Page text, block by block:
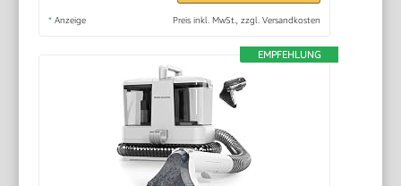
* Anzeige Preis inkl. MwSt., zzgl. Versandkosten
EMPFEHLUNG